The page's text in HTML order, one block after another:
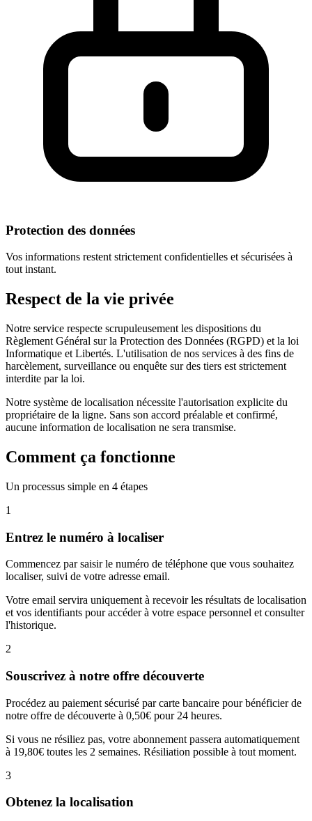
Protection des données
Vos informations restent strictement confidentielles et sécurisées à
tout instant.
Respect de la vie privée
Notre service respecte scrupuleusement les dispositions du
Règlement Général sur la Protection des Données (RGPD) et la loi
Informatique et Libertés. L'utilisation de nos services à des fins de
harcèlement, surveillance ou enquête sur des tiers est strictement
interdite par la loi.
Notre système de localisation nécessite l'autorisation explicite du
propriétaire de la ligne. Sans son accord préalable et confirmé,
aucune information de localisation ne sera transmise.
Comment ça fonctionne
Un processus simple en 4 étapes
1
Entrez le numéro à localiser
Commencez par saisir le numéro de téléphone que vous souhaitez
localiser, suivi de votre adresse email.
Votre email servira uniquement à recevoir les résultats de localisation
et vos identifiants pour accéder à votre espace personnel et consulter
l'historique.
2
Souscrivez à notre offre découverte
Procédez au paiement sécurisé par carte bancaire pour bénéficier de
notre offre de découverte à 0,50€ pour 24 heures.
Si vous ne résiliez pas, votre abonnement passera automatiquement
à 19,80€ toutes les 2 semaines. Résiliation possible à tout moment.
3
Obtenez la localisation